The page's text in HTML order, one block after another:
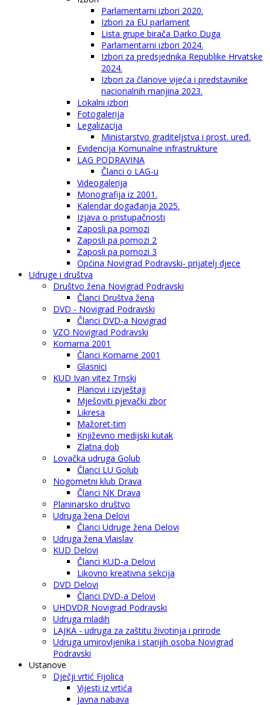
Parlamentarni izbori 2020.
Izbori za EU parlament
Lista grupe birača Darko Duga
Parlamentarni izbori 2024.
Izbori za predsjednika Republike Hrvatske
2024.
Izbori za članove vijeća i predstavnike
nacionalnih manjina 2023.
Lokalni izbori
Fotogalerija
Legalizacija
Ministarstvo graditeljstva i prost. uređ.
Evidencija Komunalne infrastrukture
LAG PODRAVINA
Članci o LAG-u
Videogalerija
Monografija iz 2001.
Kalendar događanja 2025.
Izjava o pristupačnosti
Zaposli pa pomozi
Zaposli pa pomozi 2
Zaposli pa pomozi 3
Općina Novigrad Podravski- prijatelj djece
Udruge i društva
Društvo žena Novigrad Podravski
Članci Društva žena
DVD - Novigrad Podravski
Članci DVD-a Novigrad
VZO Novigrad Podravski
Komarna 2001
Članci Komarne 2001
Glasnici
KUD Ivan vitez Trnski
Planovi i izvještaji
Mješoviti pjevački zbor
Likresa
Mažoret-tim
Književno medijski kutak
Zlatna dob
Lovačka udruga Golub
Članci LU Golub
Nogometni klub Drava
Članci NK Drava
Planinarsko društvo
Udruga žena Delovi
Članci Udruge žena Delovi
Udruga žena Vlaislav
KUD Delovi
Članci KUD-a Delovi
Likovno kreativna sekcija
DVD Delovi
Članci DVD-a Delovi
UHDVDR Novigrad Podravski
Udruga mladih
LAJKA - udruga za zaštitu životinja i prirode
Udruga umirovljenika i starijih osoba Novigrad
Podravski
Ustanove
Dječji vrtić Fijolica
Vijesti iz vrtića
Javna nabava